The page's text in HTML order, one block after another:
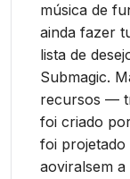
música de
ainda fazer
lista de
Submagic.
recursos —
foi criado
foi projetado
aoviralsem